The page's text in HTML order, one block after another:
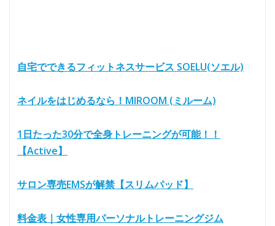
自宅でできるフィットネスサービス SOELU(ソエル)
ネイルをはじめるなら！MIROOM (ミルーム)
1日たった30分で全身トレーニングが可能！！
【Active】
サロン専売EMSが解禁【スリムパッド】
料金表｜女性専用パーソナルトレーニングジム